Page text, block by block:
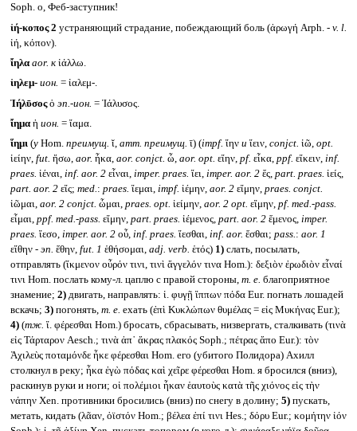
Soph. о, Феб-заступник!
ἰή-κοπος 2 устраняющий страдание, побеждающий боль (ἀρωγή Arph. - v. l.
ἰή, κόπον).
ἴηλα aor. кἰάλλω.
ἰηλεμ- ион. = ἰαλεμ-.
Ἰήλῡσοςὁ эп.-ион. = Ἰάλυσος.
ἴημα ἡ ион. = ἴαμα.
ἵημι (уHom. преимущ. ῐ, атт. преимущ. ῑ) (impf. ἵην и ἵειν, conjct. ἱῶ, opt.
ἱείην, fut. ἥσω, aor. ἧκα, aor. conjct. ὧ, aor. opt. εἵην, pf. εἷκα, ppf. εἵκειν, inf.
praes. ἱέναι, inf. aor. 2εἷναι, imper. praes. ἵει, imper. aor. 2ἕς, part. praes. ἱείς,
part. aor. 2εἵς; med.: praes. ἵεμαι, impf. ἱέμην, aor. 2εἵμην, praes. conjct.
ἱῶμαι, aor. 2 conjct. ὧμαι, praes. opt. ἱείμην, aor. 2 opt. εἵμην, pf. med.-pass.
εἷμαι, ppf. med.-pass. εἵμην, part. praes. ἱέμενος, part. aor. 2ἕμενος, imper.
praes. ἵεσο, imper. aor. 2οὗ, inf. praes. ἵεσθαι, inf. aor. ἕσθαι; pass.: aor. 1
εἵθην - эп. ἕθην, fut. 1 ἑθήσομαι, adj. verb. ἑτός) 1)слать, посылать,
отправлять (ἴκμενον οὖρόν τινι, τινὶ ἄγγελόν τινα Hom.): δεξιὸν ἐρωδιὸν εἷναί
τινι Hom. послать кому-л. цаплю с правой стороны, т. е. благоприятное
знамение; 2)двигать, направлять: ἱ. φυγῇ ἵππων πόδα Eur. погнать лошадей
вскачь; 3)погонять, т. е. ехать (ἐπὶ Κυκλώπων θυμέλας = εἰς Μυκήνας Eur.);
4)(тж. ἵ. φέρεσθαι Hom.) бросать, сбрасывать, низвергать, сталкивать (τινὰ
εἰς Τάρταρον Aesch.; τινὰ ἀπ᾽ ἄκρας πλακός Soph.; πέτρας ἄπο Eur.): τὸν
Ἀχιλεὺς ποταμόνδε ἧκε φέρεσθαι Hom. его (убитого Полидора) Ахилл
столкнул в реку; ἧκα ἐγὼ πόδας καὶ χεῖρε φέρεσθαι Hom. я бросился (вниз),
раскинув руки и ноги; οἱ πολέμιοι ἧκαν ἑαυτοὺς κατὰ τῆς χιόνος εἰς τὴν
νάπην Xen. противники бросились (вниз) по снегу в долину; 5)пускать,
метать, кидать (λᾶαν, ὀϊστόν Hom.; βέλεα ἐπί τινι Hes.; δόρυ Eur.; κομήτην ἰόν